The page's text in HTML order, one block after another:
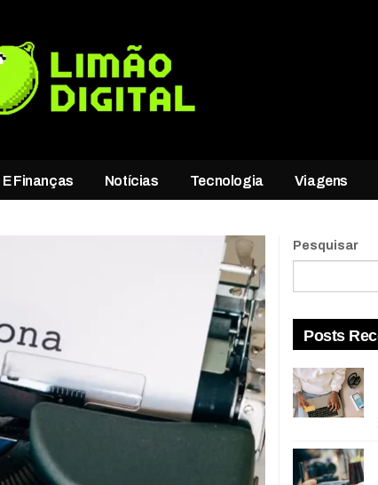
Finanças Notícias Tecnologia Viagens
Pesquisar
Posts